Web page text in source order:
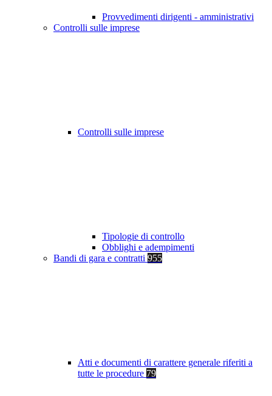
Provvedimenti dirigenti - amministrativi
Controlli sulle imprese
Controlli sulle imprese
Tipologie di controllo
Obblighi e adempimenti
Bandi di gara e contratti 955
Atti e documenti di carattere generale riferiti a
tutte le procedure 79